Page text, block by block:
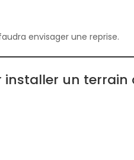
envisager une reprise.
installer un terrain